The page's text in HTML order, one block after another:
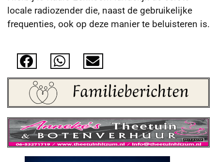
locale radiozender die, naast de gebruikelijke
frequenties, ook op deze manier te beluisteren is.